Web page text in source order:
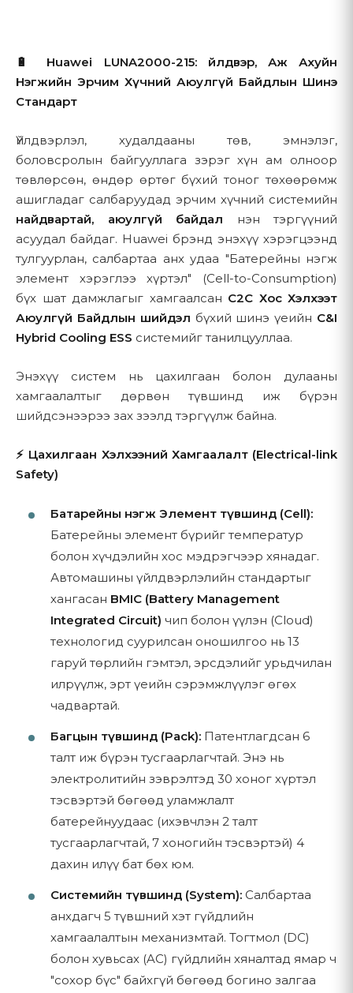
🔋 Huawei LUNA2000-215: Үйлдвэр, Аж Ахуйн
Нэгжийн Эрчим Хүчний Аюулгүй Байдлын Шинэ
Стандарт
Үйлдвэрлэл, худалдааны төв, эмнэлэг,
боловсролын байгууллага зэрэг хүн ам олноор
төвлөрсөн, өндөр өртөг бүхий тоног төхөөрөмж
ашигладаг салбаруудад эрчим хүчний системийн
найдвартай, аюулгүй байдал нэн тэргүүний
асуудал байдаг. Huawei брэнд энэхүү хэрэгцээнд
тулгуурлан, салбартаа анх удаа "Батерейны нэгж
элемент хэрэглээ хүртэл" (Cell-to-Consumption)
бүх шат дамжлагыг хамгаалсан C2C Хос Хэлхээт
Аюулгүй Байдлын шийдэл бүхий шинэ үеийн C&I
Hybrid Cooling ESS системийг танилцууллаа.
Энэхүү систем нь цахилгаан болон дулааны
хамгаалалтыг дөрвөн түвшинд иж бүрэн
шийдсэнээрээ зах зээлд тэргүүлж байна.
⚡ Цахилгаан Хэлхээний Хамгаалалт (Electrical-link
Safety)
Батарейны нэгж Элемент түвшинд (Cell):
Батерейны элемент бүрийг температур
болон хүчдэлийн хос мэдрэгчээр хянадаг.
Автомашины үйлдвэрлэлийн стандартыг
хангасан BMIC (Battery Management
Integrated Circuit) чип болон үүлэн (Cloud)
технологид суурилсан оношилгоо нь 13
гаруй төрлийн гэмтэл, эрсдэлийг урьдчилан
илрүүлж, эрт үеийн сэрэмжлүүлэг өгөх
чадвартай.
Багцын түвшинд (Pack): Патентлагдсан 6
талт иж бүрэн тусгаарлагчтай. Энэ нь
электролитийн зэврэлтэд 30 хоног хүртэл
тэсвэртэй бөгөөд уламжлалт
батерейнуудаас (ихэвчлэн 2 талт
тусгаарлагчтай, 7 хоногийн тэсвэртэй) 4
дахин илүү бат бөх юм.
Системийн түвшинд (System): Салбартаа
анхдагч 5 түвшний хэт гүйдлийн
хамгаалалтын механизмтай. Тогтмол (DC)
болон хувьсах (AC) гүйдлийн хяналтад ямар ч
"сохор бүс" байхгүй бөгөөд богино залгаа
Clean Resource Development ХХК нь сэргээгдэх эрчим
хүчний шийдэл, олон улсын худалдааны чиглэлээр
мэргэшсэн, Монгол улсад байрладаг компани юм. Бид
суурилуулалтын үйлчилгээ, нарны эрчим хүчний систем,
зөөврийн цахилгаан үүсгүүр, хөргөлтийн тоног төхөөрөмж
зэрэг цэвэр эрчим хүчний бүтээгдэхүүнүүдийг нийлүүлдэг.
Бүртгэлтэй компанийн нэр:
Clean Resource
Development ХХК
Байршил: Монгол, Улаанбаатар хот,
Хөвсгөлчдийн гудамж
Холбоо барих:
Утас: 80108822 |
Имэйл:tengis@crd.mn
3. Бүтээгдэхүүн ба Үйлчилгээ
3.1 Санал болгох бүтээгдэхүүн
Бид EcoFlow, IceCo зэрэг итгэмжлэгдсэн брэндүүдийн
сэргээгдэх эрчим хүчний бүтээгдэхүүнүүдийг санал болгодог.
Зөөврийн цахилгаан эх үүсвэр (Portable Power
Нарны хавтан (Solar Panels)
Дагалдах хэрэгсэл (Accessories)
Зөөврийн хөлдөөгч (Portable Refrigerators)
3.2 Үзүүлэх үйлчилгээ
Мэргэжлийн угсралт, суурилуулалтын үйлчилгээ
Техникийн дэмжлэг, засвар үйлчилгээ
Баталгаат засварын хөтөлбөр (бүтээгдэхүүн тус бүрд)
Зөвлөгөө өгөх, системийн зураг төсөл гаргах
Худалдан авалтын дараах хэрэглэгчийн дэмжлэг
3.3 Бүтээгдэхүүний мэдээлэл
Бид бүтээгдэхүүний тодорхойлолт, үзүүлэлт, үнийг үнэн зөвөөр
хангахыг хичээдэг ч манай вэбсайт дээрх бүтээгдэхүүний
тодорхойлолт болон бусад агуулга нь үнэн зөв, бүрэн
гүйцэд, найдвартай, одоогийн, алдаагүй гэдэгт баталгаа
шинэчлэлтэд өртөж болно.
4. Худалдан авалт ба Төлбөр
2. Компанийн Мэдээлэл
Хууль ёсны нэр: Клийн Ресурс Девелопмент ХХКХаяг:
Хувьсгалчдын гудамж, Улаанбаатар, Монгол Улс
Холбоо барих: Утас: 80108822 | Имэйл:tengis@crd.mn
Вэбсайт:crd.mn
3. Бидний цуглуулдаг мэдээлэл
3.1 Таны бидэнд өгдөг мэдээлэл
Бид таны сайн дураар өгсөн мэдээллийг дараах
тохиолдолд цуглуулдаг:
Бүтээгдэхүүний талаар лавлагаа авах эсвэл үнийн
санал авах
Манай харилцагчийн үйлчилгээний багтай
Суурилуулалт эсвэл техникийн туслалцааны
үйлчилгээ авах хүсэлт гаргах
Мэдээллийн хуудас эсвэл бусад мэдээлэлд
бүртгүүлэх (хэрэв боломжтой бол)
Утас, имэйл, эсвэл холбоо барих маягтаар
бидэнтэй харилцах
Нэр болон холбоо барих мэдээлэл (утасны дугаар,
имэйл хаяг)
Хүргэлтийн хаяг
Бүтээгдэхүүний сонголт болон худалдан авалтын түүх
Харилцааны сонголт
Таны өгөхөөр сонгосон бусад аливаа мэдээлэл
3.2 Автоматаар цуглуулдаг мэдээлэл
Таныг манай вэбсайтад зочлох үед бид таны төхөөрөмж
болон вэб хэрэглээний талаарх зарим мэдээллийг күүки
болон ижил төстэй технологиор автоматаар цуглуулдаг:
Хэрэглээний өгөгдөл:Зочилсон хуудас, хуудсанд
зарцуулсан хугацаа, товшилтын хэв маяг,
навигацийн зам
Төхөөрөмжийн мэдээлэл:Хөтчийн төрөл,
үйлдлийн систем, төхөөрөмжийн төрөл